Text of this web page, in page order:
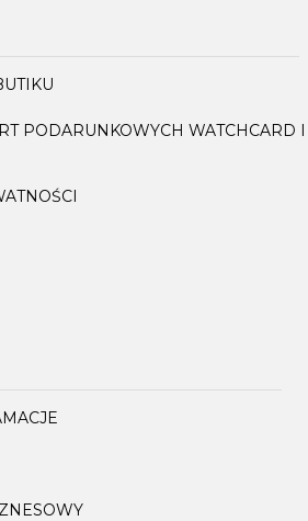
PODARUNKOWYCH WATCHCARD I